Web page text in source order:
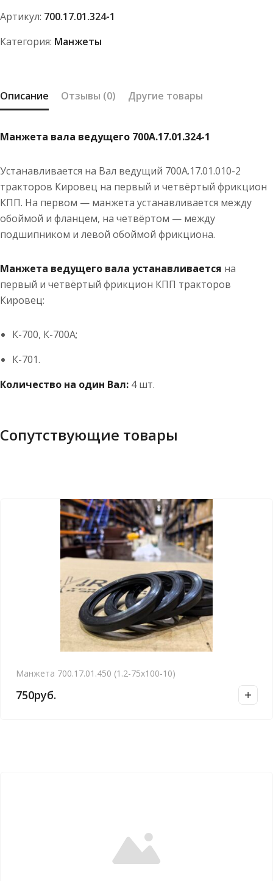
Артикул: 700.17.01.324-1
Категория: Манжеты
Описание Отзывы (0) Другие товары
Манжета вала ведущего 700А.17.01.324-1
Устанавливается на Вал ведущий 700А.17.01.010-2
тракторов Кировец на первый и четвёртый фрикцион
КПП. На первом — манжета устанавливается между
обоймой и фланцем, на четвёртом — между
подшипником и левой обоймой фрикциона.
Манжета ведущего вала устанавливается на
первый и четвёртый фрикцион КПП тракторов
Кировец:
К-700, К-700А;
К-701.
Количество на один Вал: 4 шт.
Сопутствующие товары
Манжета 700.17.01.450 (1.2-75х100-10)
750руб.